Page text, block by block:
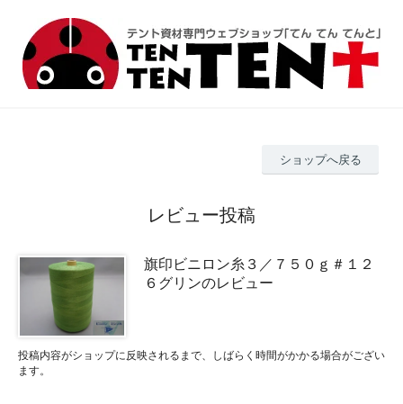
ショップへ戻る
レビュー投稿
旗印ビニロン糸３／７５０ｇ＃１２
６グリンのレビュー
投稿内容がショップに反映されるまで、しばらく時間がかかる場合がござい
ます。